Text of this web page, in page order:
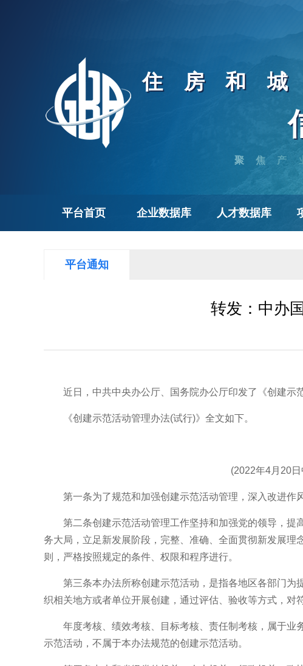
住房和
聚焦
平台首页 企业数据库 人才数据库
平台通知
转发：中办
近日，中共中央办公厅、国务院办公厅印发了《创建示
《创建示范活动管理办法(试行)》全文如下。
(2022年4月20
第一条为了规范和加强创建示范活动管理，深入改进作风
第二条创建示范活动管理工作坚持和加强党的领导，提高
务大局，立足新发展阶段，完整、准确、全面贯彻新发展
则，严格按照规定的条件、权限和程序进行。
第三条本办法所称创建示范活动，是指各地区各部门为
织相关地方或者单位开展创建，通过评估、验收等方式，对
年度考核、绩效考核、目标考核、责任制考核，属于业
示范活动，不属于本办法规范的创建示范活动。